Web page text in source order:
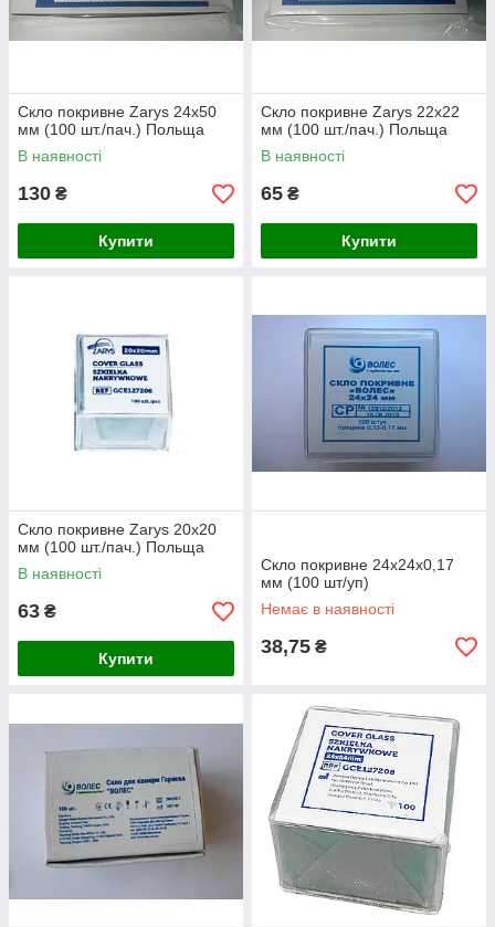
Скло покривне Zarys 24х50
мм (100 шт./пач.) Польща
В наявності
130 ₴
Купити
Скло покривне Zarys 22х22
мм (100 шт./пач.) Польща
В наявності
65 ₴
Купити
Скло покривне Zarys 20х20
мм (100 шт./пач.) Польща
В наявності
63 ₴
Купити
Скло покривне 24х24х0,17
мм (100 шт/уп)
Немає в наявності
38,75 ₴